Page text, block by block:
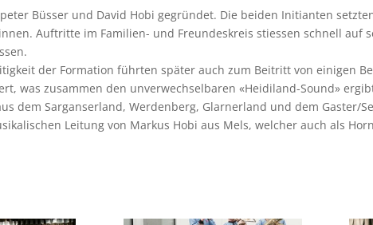
Büsser und David Hobi gegründet. Die beiden Initianten
Auftritte im Familien- und Freundeskreis stiessen schnell auf
der Formation führten später auch zum Beitritt von einigen
was zusammen den unverwechselbaren «Heidiland-Sound»
dem Sarganserland, Werdenberg, Glarnerland und dem Gaster/
Leitung von Markus Hobi aus Mels, welcher auch als